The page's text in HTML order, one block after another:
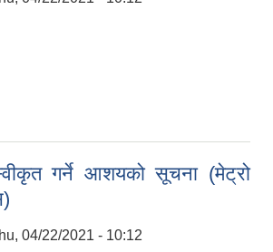
गर्ने आशयको सूचना (मेट्रो
04/22/2021 - 10:12